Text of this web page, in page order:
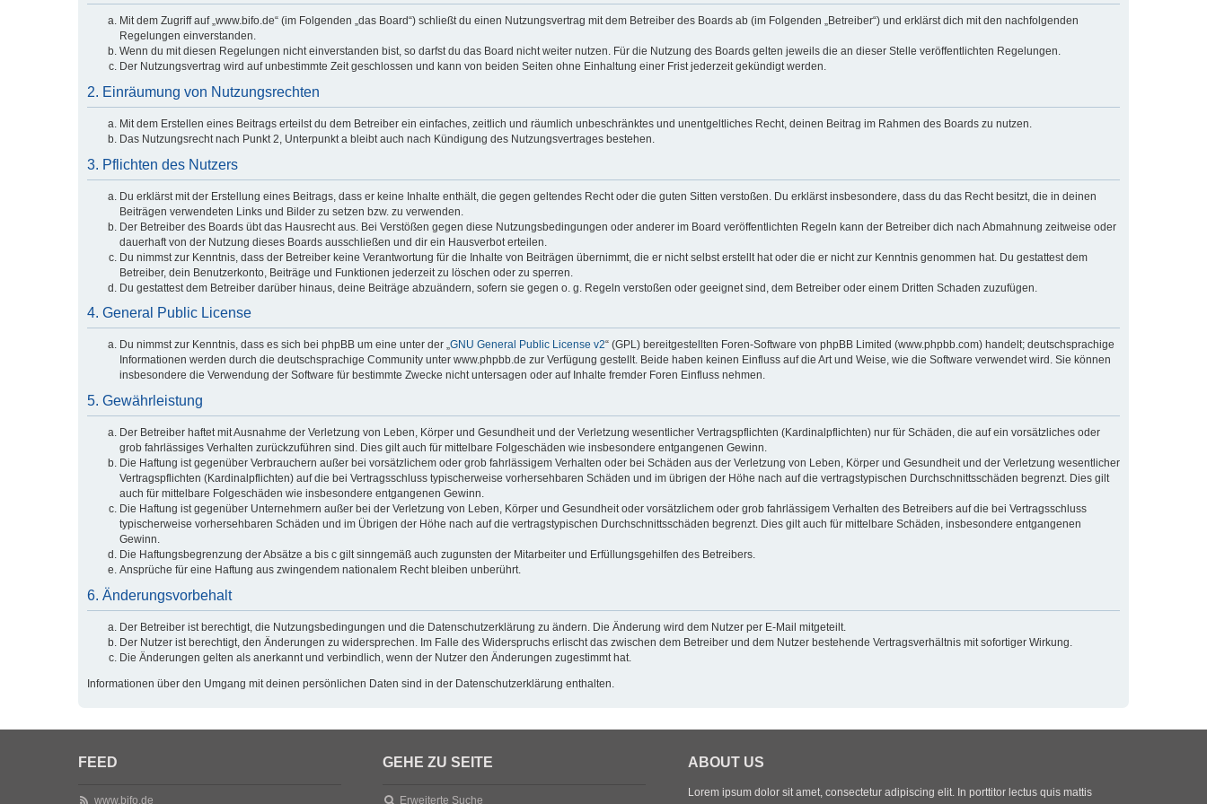
Mit dem Zugriff auf „www.bifo.de“ (im Folgenden „das Board“) schließt du einen Nutzungsvertrag mit dem Betreiber des Boards ab (im Folgenden „Betreiber“) und erklärst dich mit den nachfolgenden
Regelungen einverstanden.
Wenn du mit diesen Regelungen nicht einverstanden bist, so darfst du das Board nicht weiter nutzen. Für die Nutzung des Boards gelten jeweils die an dieser Stelle veröffentlichten Regelungen.
Der Nutzungsvertrag wird auf unbestimmte Zeit geschlossen und kann von beiden Seiten ohne Einhaltung einer Frist jederzeit gekündigt werden.
2. Einräumung von Nutzungsrechten
Mit dem Erstellen eines Beitrags erteilst du dem Betreiber ein einfaches, zeitlich und räumlich unbeschränktes und unentgeltliches Recht, deinen Beitrag im Rahmen des Boards zu nutzen.
Das Nutzungsrecht nach Punkt 2, Unterpunkt a bleibt auch nach Kündigung des Nutzungsvertrages bestehen.
3. Pflichten des Nutzers
Du erklärst mit der Erstellung eines Beitrags, dass er keine Inhalte enthält, die gegen geltendes Recht oder die guten Sitten verstoßen. Du erklärst insbesondere, dass du das Recht besitzt, die in deinen
Beiträgen verwendeten Links und Bilder zu setzen bzw. zu verwenden.
Der Betreiber des Boards übt das Hausrecht aus. Bei Verstößen gegen diese Nutzungsbedingungen oder anderer im Board veröffentlichten Regeln kann der Betreiber dich nach Abmahnung zeitweise oder
dauerhaft von der Nutzung dieses Boards ausschließen und dir ein Hausverbot erteilen.
Du nimmst zur Kenntnis, dass der Betreiber keine Verantwortung für die Inhalte von Beiträgen übernimmt, die er nicht selbst erstellt hat oder die er nicht zur Kenntnis genommen hat. Du gestattest dem
Betreiber, dein Benutzerkonto, Beiträge und Funktionen jederzeit zu löschen oder zu sperren.
Du gestattest dem Betreiber darüber hinaus, deine Beiträge abzuändern, sofern sie gegen o. g. Regeln verstoßen oder geeignet sind, dem Betreiber oder einem Dritten Schaden zuzufügen.
4. General Public License
Du nimmst zur Kenntnis, dass es sich bei phpBB um eine unter der „GNU General Public License v2“ (GPL) bereitgestellten Foren-Software von phpBB Limited (www.phpbb.com) handelt; deutschsprachige
Informationen werden durch die deutschsprachige Community unter www.phpbb.de zur Verfügung gestellt. Beide haben keinen Einfluss auf die Art und Weise, wie die Software verwendet wird. Sie können
insbesondere die Verwendung der Software für bestimmte Zwecke nicht untersagen oder auf Inhalte fremder Foren Einfluss nehmen.
5. Gewährleistung
Der Betreiber haftet mit Ausnahme der Verletzung von Leben, Körper und Gesundheit und der Verletzung wesentlicher Vertragspflichten (Kardinalpflichten) nur für Schäden, die auf ein vorsätzliches oder
grob fahrlässiges Verhalten zurückzuführen sind. Dies gilt auch für mittelbare Folgeschäden wie insbesondere entgangenen Gewinn.
Die Haftung ist gegenüber Verbrauchern außer bei vorsätzlichem oder grob fahrlässigem Verhalten oder bei Schäden aus der Verletzung von Leben, Körper und Gesundheit und der Verletzung wesentlicher
Vertragspflichten (Kardinalpflichten) auf die bei Vertragsschluss typischerweise vorhersehbaren Schäden und im übrigen der Höhe nach auf die vertragstypischen Durchschnittsschäden begrenzt. Dies gilt
auch für mittelbare Folgeschäden wie insbesondere entgangenen Gewinn.
Die Haftung ist gegenüber Unternehmern außer bei der Verletzung von Leben, Körper und Gesundheit oder vorsätzlichem oder grob fahrlässigem Verhalten des Betreibers auf die bei Vertragsschluss
typischerweise vorhersehbaren Schäden und im Übrigen der Höhe nach auf die vertragstypischen Durchschnittsschäden begrenzt. Dies gilt auch für mittelbare Schäden, insbesondere entgangenen
Gewinn.
Die Haftungsbegrenzung der Absätze a bis c gilt sinngemäß auch zugunsten der Mitarbeiter und Erfüllungsgehilfen des Betreibers.
Ansprüche für eine Haftung aus zwingendem nationalem Recht bleiben unberührt.
6. Änderungsvorbehalt
Der Betreiber ist berechtigt, die Nutzungsbedingungen und die Datenschutzerklärung zu ändern. Die Änderung wird dem Nutzer per E-Mail mitgeteilt.
Der Nutzer ist berechtigt, den Änderungen zu widersprechen. Im Falle des Widerspruchs erlischt das zwischen dem Betreiber und dem Nutzer bestehende Vertragsverhältnis mit sofortiger Wirkung.
Die Änderungen gelten als anerkannt und verbindlich, wenn der Nutzer den Änderungen zugestimmt hat.
Informationen über den Umgang mit deinen persönlichen Daten sind in der Datenschutzerklärung enthalten.
FEED
www.bifo.de
GEHE ZU SEITE
Erweiterte Suche
ABOUT US
Lorem ipsum dolor sit amet, consectetur adipiscing elit. In porttitor lectus quis mattis